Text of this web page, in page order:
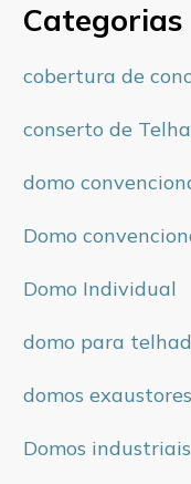
Categorias
cobertura de
conserto de
domo
Domo
Domo Individual
domo para
domos exaustores
Domos industriais